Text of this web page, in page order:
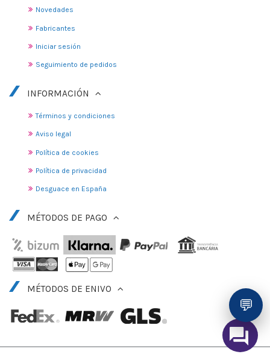
Novedades
Fabricantes
Iniciar sesión
Seguimiento de pedidos
INFORMACIÓN
Términos y condiciones
Aviso legal
Política de cookies
Política de privacidad
Desguace en España
MÉTODOS DE PAGO
MÉTODOS DE ENIVO
💬